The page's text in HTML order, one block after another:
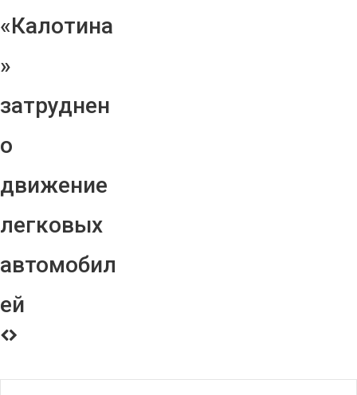
«Калотина
»
затруднен
о
движение
легковых
автомобил
ей